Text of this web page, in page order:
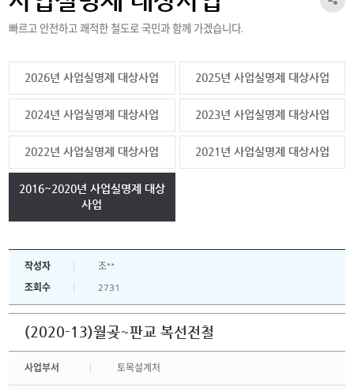
빠르고 안전하고 쾌적한 철도로 국민과 함께 가겠습니다.
기
2026년 사업실명제 대상사업 2025년 사업실명제 대상사업
2024년 사업실명제 대상사업 2023년 사업실명제 대상사업
2022년 사업실명제 대상사업 2021년 사업실명제 대상사업
2016~2020년 사업실명제 대상
사업
작성자
조**
조회수
2731
(2020-13)월곶~판교 복선전철
사업부서 토목설계처